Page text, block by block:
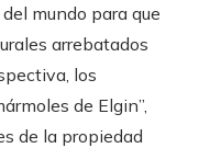
mundo para que
arrebatados
los
de Elgin”,
de la propiedad